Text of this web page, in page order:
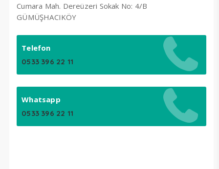
Cumara Mah. Dereüzeri Sokak No: 4/B
GÜMÜŞHACIKÖY
Telefon
0533 396 22 11
Whatsapp
0533 396 22 11